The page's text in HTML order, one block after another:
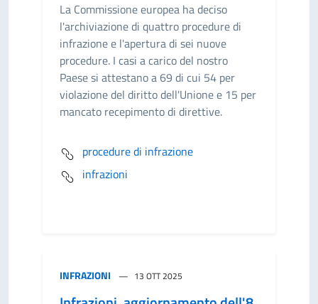
La Commissione europea ha deciso
l'archiviazione di quattro procedure di
infrazione e l'apertura di sei nuove
procedure. I casi a carico del nostro
Paese si attestano a 69 di cui 54 per
violazione del diritto dell'Unione e 15 per
mancato recepimento di direttive.
procedure di infrazione
infrazioni
INFRAZIONI 13 OTT 2025